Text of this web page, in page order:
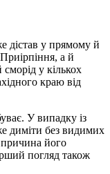
дістав у прямому й
а й
у кількох
краю від
У випадку із
диміти без видимих
причина його
погляд також